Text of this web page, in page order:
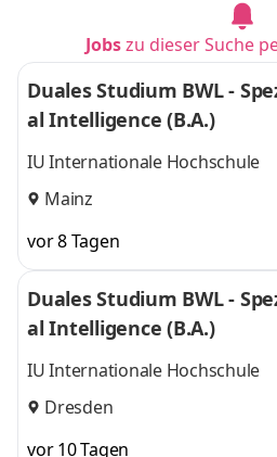
Jobszu dieser Suche
Duales Studium BWL -
al Intelligence (B.A.)
IU Internationale Hochschule
Mainz
vor 8 Tagen
Duales Studium BWL -
al Intelligence (B.A.)
IU Internationale Hochschule
Dresden
vor 10 Tagen